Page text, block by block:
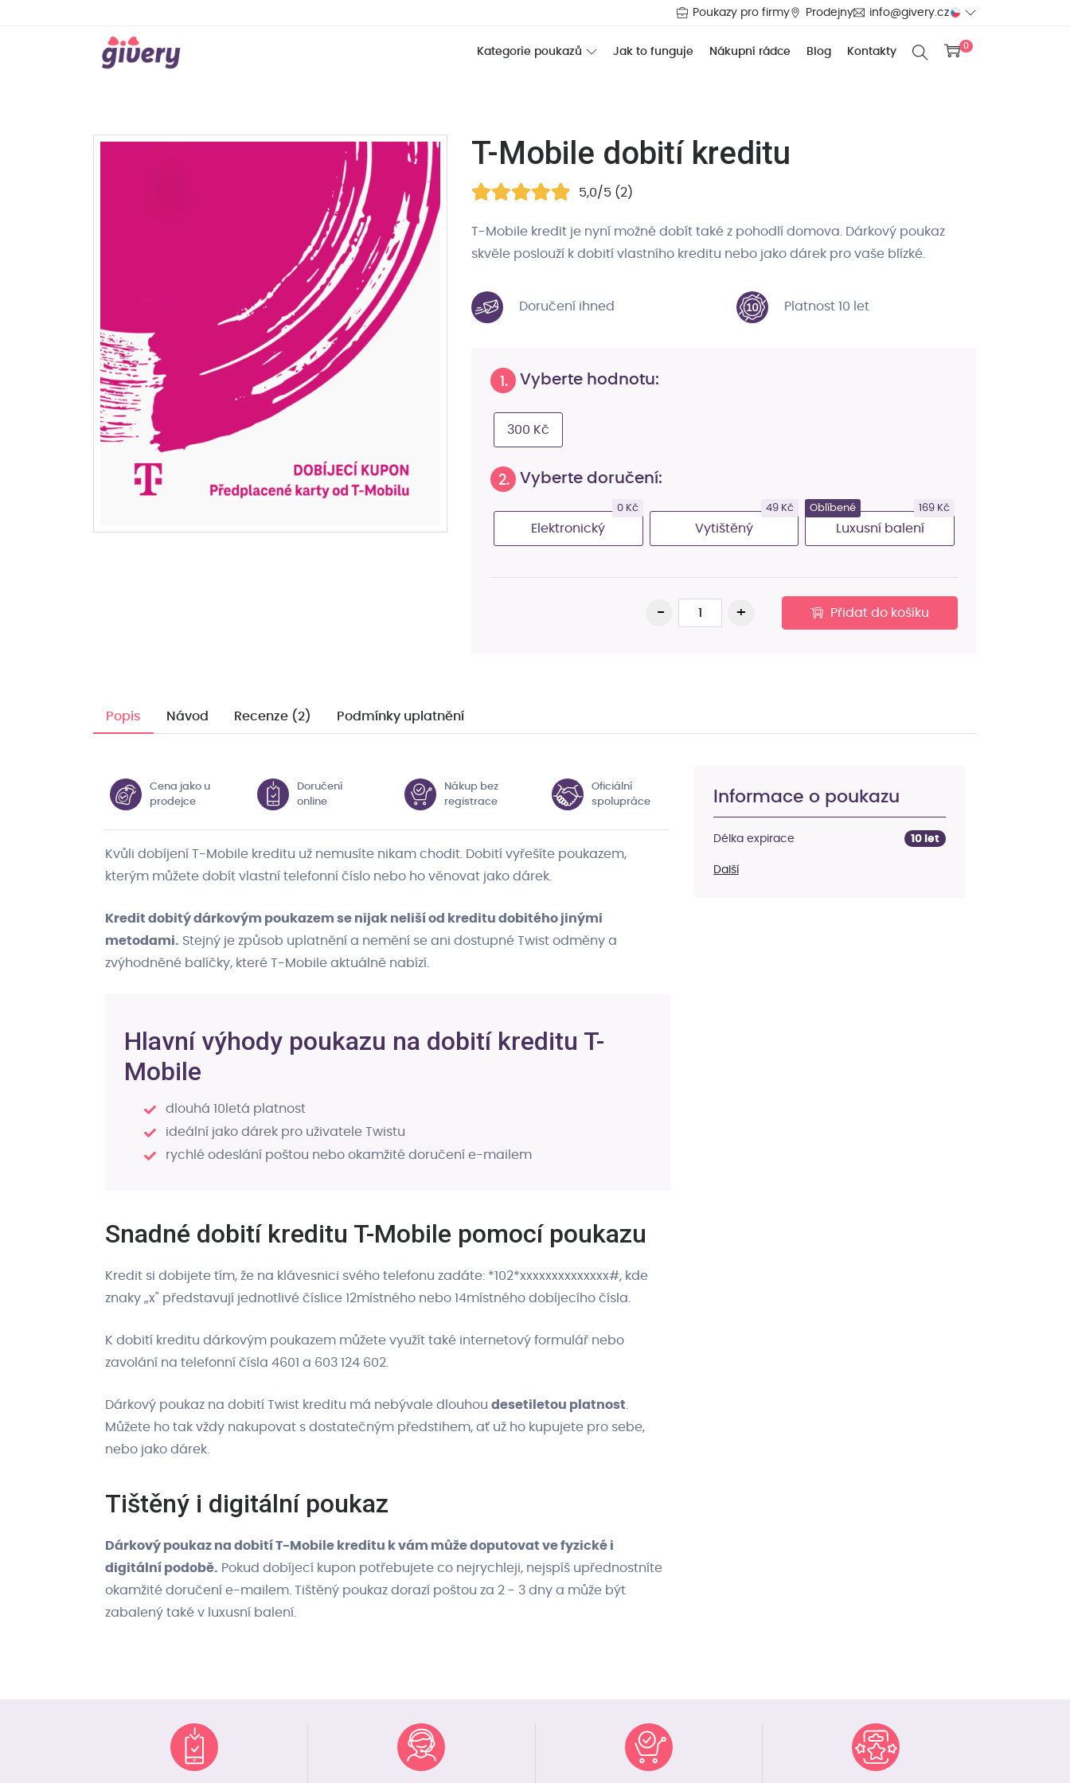
Poukazy pro firmy Prodejny info@givery.cz
Kategorie poukazů Jak to funguje Nákupní rádce Blog Kontakty
0
T-Mobile dobití kreditu
5,0/5 (2)
T-Mobile kredit je nyní možné dobít také z pohodlí domova. Dárkový poukaz
skvěle poslouží k dobití vlastního kreditu nebo jako dárek pro vaše blízké.
Doručení ihned Platnost 10 let
1. Vyberte hodnotu:
300 Kč
2. Vyberte doručení:
0 Kč
Elektronický
49 Kč
Vytištěný
Oblíbené 169 Kč
Luxusní balení
Přidat do košíku
Popis Návod Recenze (2) Podmínky uplatnění
Cena jako u
prodejce
Doručení
online
Nákup bez
registrace
Oficiální
spolupráce
Kvůli dobíjení T-Mobile kreditu už nemusíte nikam chodit. Dobití vyřešíte poukazem,
kterým můžete dobít vlastní telefonní číslo nebo ho věnovat jako dárek.
Kredit dobitý dárkovým poukazem se nijak neliší od kreditu dobitého jinými
metodami. Stejný je způsob uplatnění a nemění se ani dostupné Twist odměny a
zvýhodněné balíčky, které T-Mobile aktuálně nabízí.
Hlavní výhody poukazu na dobití kreditu T-
Mobile
dlouhá 10letá platnost
ideální jako dárek pro uživatele Twistu
rychlé odeslání poštou nebo okamžité doručení e-mailem
Snadné dobití kreditu T-Mobile pomocí poukazu
Kredit si dobijete tím, že na klávesnici svého telefonu zadáte: *102*xxxxxxxxxxxxxx#, kde
znaky „x" představují jednotlivé číslice 12místného nebo 14místného dobíjecího čísla.
K dobití kreditu dárkovým poukazem můžete využít také internetový formulář nebo
zavolání na telefonní čísla 4601 a 603 124 602.
Dárkový poukaz na dobití Twist kreditu má nebývale dlouhou desetiletou platnost
Můžete ho tak vždy nakupovat s dostatečným předstihem, ať už ho kupujete pro sebe,
nebo jako dárek.
Tištěný i digitální poukaz
Dárkový poukaz na dobití T-Mobile kreditu k vám může doputovat ve fyzické i
digitální podobě. Pokud dobíjecí kupon potřebujete co nejrychleji, nejspíš upřednostníte
okamžité doručení e-mailem. Tištěný poukaz dorazí poštou za 2 - 3 dny a může být
zabalený také v luxusní balení.
Informace o poukazu
Délka expirace 10 let
Další